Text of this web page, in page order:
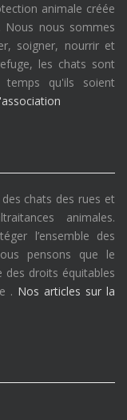
animale créée
nous sommes
soigner, nourrir et
les chats sont
qu'ils soient
chats des rues et
animales.
l’ensemble des
pensons que le
des droits équitables
. Nos articles sur la